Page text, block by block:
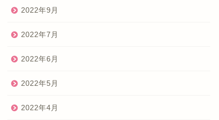
2022年9月
2022年7月
2022年6月
2022年5月
2022年4月